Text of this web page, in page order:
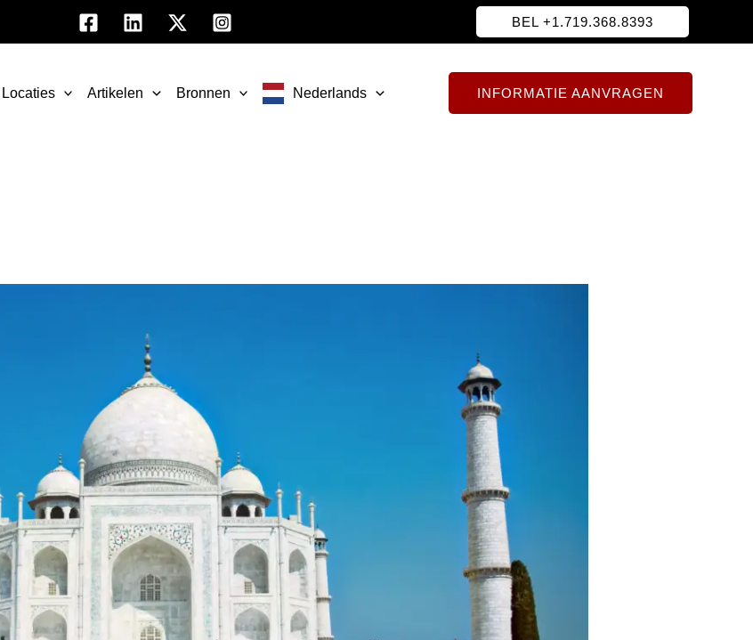
BEL +1.719.368.8393
Locaties Artikelen Bronnen Nederlands INFORMATIE AANVRAGEN